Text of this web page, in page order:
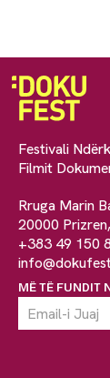
Festivali
Filmit
Rruga Marin
20000
+383 49 150
MË TË FUNDIT